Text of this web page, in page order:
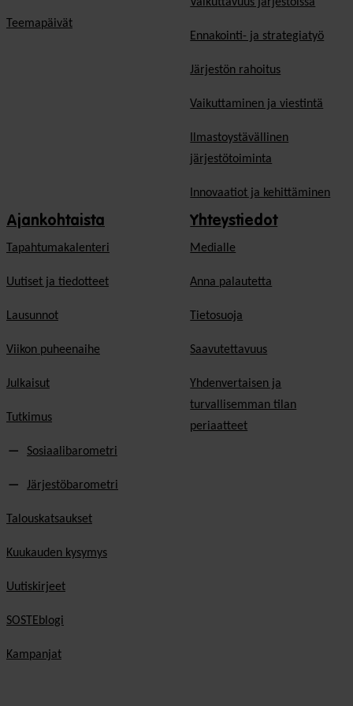
Teemapäivät
Ennakointi- ja strategiatyö
Järjestön rahoitus
Vaikuttaminen ja viestintä
Ilmastoystävällinen
järjestötoiminta
Innovaatiot ja kehittäminen
Ajankohtaista
Tapahtumakalenteri
Uutiset ja tiedotteet
Lausunnot
Viikon puheenaihe
Julkaisut
Tutkimus
Sosiaalibarometri
Järjestöbarometri
Talouskatsaukset
Kuukauden kysymys
Uutiskirjeet
SOSTEblogi
Kampanjat
Yhteystiedot
Medialle
Anna palautetta
Tietosuoja
Saavutettavuus
Yhdenvertaisen ja
turvallisemman tilan
periaatteet